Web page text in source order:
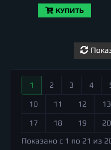
КУПИТЬ
1 2 3 4
10
11 12 13
17
18 19 20
Показано с 1 по 21 из